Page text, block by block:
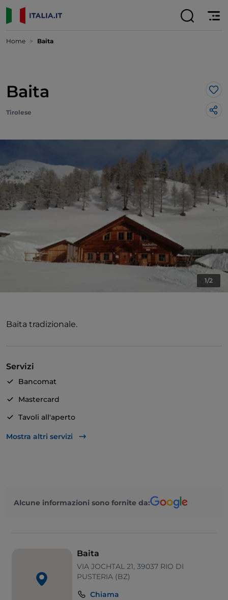
Home Baita
Baita
Tirolese
1/2
Baita tradizionale.
Servizi
Bancomat
Mastercard
Tavoli all'aperto
Zona bambini
Mostra altri servizi
Alcune informazioni sono fornite da:
Baita
VIA JOCHTAL 21, 39037 RIO DI
PUSTERIA (BZ)
Chiama